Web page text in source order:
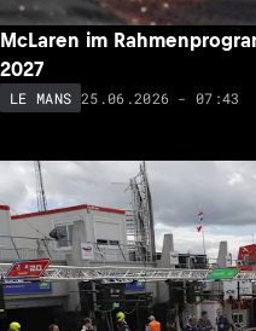
McLaren im
2027
LE MANS 25.06.2026 - 07:43